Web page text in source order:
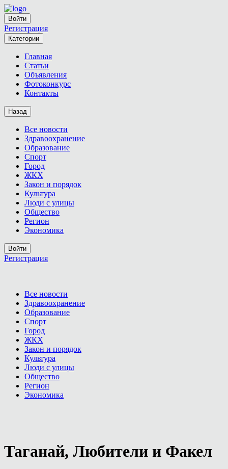
Войти
Регистрация
Категории
Главная
Статьи
Объявления
Фотоконкурс
Контакты
Назад
Все новости
Здравоохранение
Образование
Спорт
Город
ЖКХ
Закон и порядок
Культура
Люди с улицы
Общество
Регион
Экономика
Войти
Регистрация
Все новости
Здравоохранение
Образование
Спорт
Город
ЖКХ
Закон и порядок
Культура
Люди с улицы
Общество
Регион
Экономика
Таганай, Любители и Факел